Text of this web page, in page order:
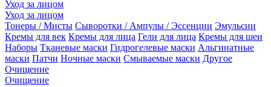
Уход за лицом
Уход за лицом
Тонеры / Мисты Сыворотки / Ампулы / Эссенции Эмульсии
Кремы для век Кремы для лица Гели для лица Кремы для шеи
Наборы Тканевые маски Гидрогелевые маски Альгинатные
маски Патчи Ночные маски Смываемые маски Другое
Очищение
Очищение